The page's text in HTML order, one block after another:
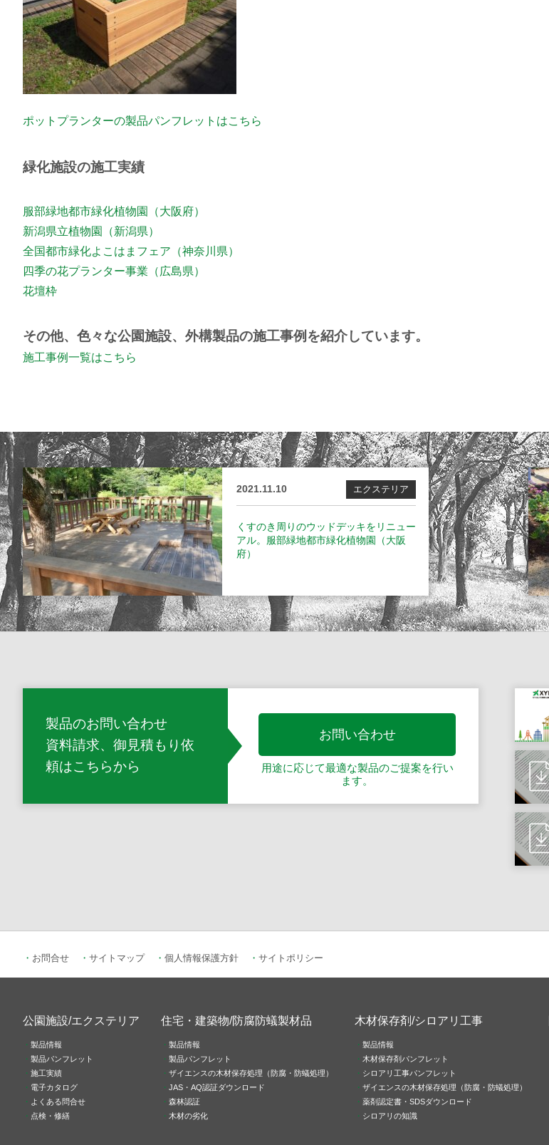
ポットプランターの製品パンフレットはこちら
緑化施設の施工実績
服部緑地都市緑化植物園（大阪府）
新潟県立植物園（新潟県）
全国都市緑化よこはまフェア（神奈川県）
四季の花プランター事業（広島県）
花壇枠
その他、色々な公園施設、外構製品の施工事例を紹介しています。
施工事例一覧はこちら
2021.11.10 エクステリア
くすのき周りのウッドデッキをリニュー
アル。服部緑地都市緑化植物園（大阪
府）
製品のお問い合わせ
資料請求、御見積もり依
頼はこちらから
お問い合わせ
用途に応じて最適な製品のご提案を行い
ます。
お問合せ サイトマップ 個人情報保護方針 サイトポリシー
公園施設/エクステリア
製品情報
製品パンフレット
施工実績
電子カタログ
よくある問合せ
点検・修繕
住宅・建築物/防腐防蟻製材品
製品情報
製品パンフレット
ザイエンスの木材保存処理（防腐・防蟻処理）
JAS・AQ認証ダウンロード
森林認証
木材の劣化
木材保存剤/シロアリ工事
製品情報
木材保存剤パンフレット
シロアリ工事パンフレット
ザイエンスの木材保存処理（防腐・防蟻処理）
薬剤認定書・SDSダウンロード
シロアリの知識